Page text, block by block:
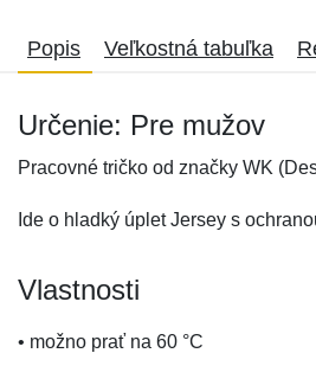
Popis Veľkostná tabuľka
Určenie: Pre mužov
Pracovné tričko od značky WK
Ide o hladký úplet Jersey s
Vlastnosti
• možno prať na 60 °C